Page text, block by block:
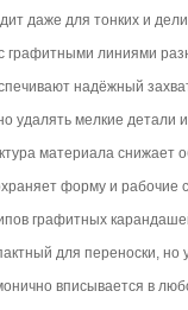
даже для тонких и
графитными линиями
надёжный
удалять мелкие детали
материала снижает
форму и рабочие
графитных
для переноски,
вписывается в